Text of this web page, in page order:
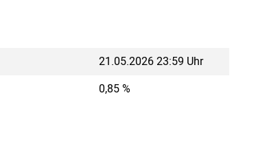
21.05.2026 23:59 Uhr
0,85 %